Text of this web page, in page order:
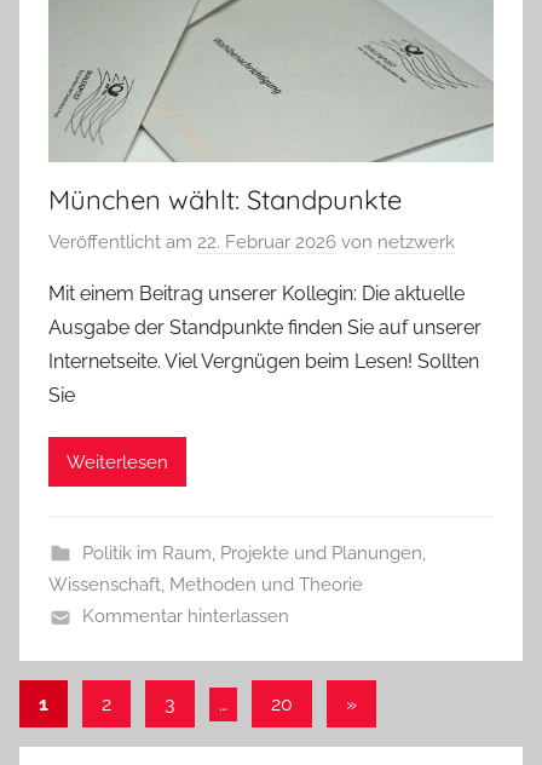
München wählt: Standpunkte
Veröffentlicht am 22. Februar 2026 von netzwerk
Mit einem Beitrag unserer Kollegin: Die aktuelle
Ausgabe der Standpunkte finden Sie auf unserer
Internetseite. Viel Vergnügen beim Lesen! Sollten
Sie
Weiterlesen
Politik im Raum, Projekte und Planungen,
Wissenschaft, Methoden und Theorie
Kommentar hinterlassen
Seitennummerierung
der
1 2 3 … 20
Nächste
»